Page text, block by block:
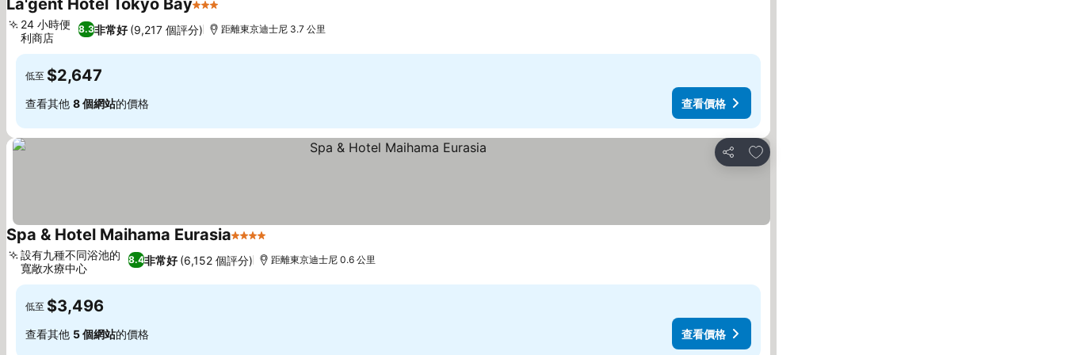
La'gent Hotel Tokyo Bay3 星級
8.3非常好 (9,217 個評分)
24 小時便
利商店
距離東京迪士尼 3.7 公里
低至 $2,647
查看其他 8 個網站的價格 查看價格
分享
加入我的最愛
Spa & Hotel Maihama Eurasia4 星級
8.4非常好 (6,152 個評分)
設有九種不同浴池的
寬敞水療中心
距離東京迪士尼 0.6 公里
低至 $3,496
查看其他 5 個網站的價格 查看價格